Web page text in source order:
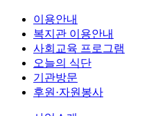
이용안내
복지관 이용안내
사회교육 프로그램
오늘의 식단
기관방문
후원·자원봉사